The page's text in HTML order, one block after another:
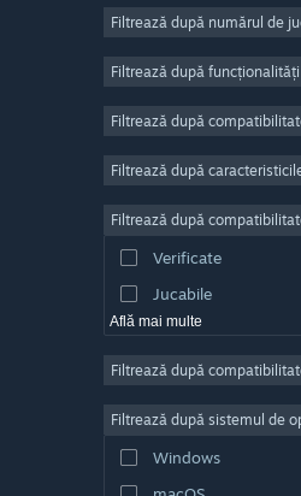
Indie
Casual
Simulare
Producție video
Editare de fotografii
Filtrează după numărul de
Filtrează după funcționalități
Filtrează după
Filtrează după
Filtrează după
Verificate
Jucabile
Află mai multe
Filtrează după
Filtrează după sistemul de
Windows